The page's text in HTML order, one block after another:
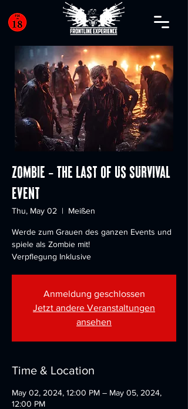
ZOMBIE - The Last of us Survival
Event
Thu, May 02
  |
Meißen
Werde zum Grauen des ganzen Events und
spiele als Zombie mit!
Verpflegung Inklusive
Anmeldung geschlossen
Jetzt andere Veranstaltungen
ansehen
Time & Location
May 02, 2024, 12:00 PM – May 05, 2024,
12:00 PM